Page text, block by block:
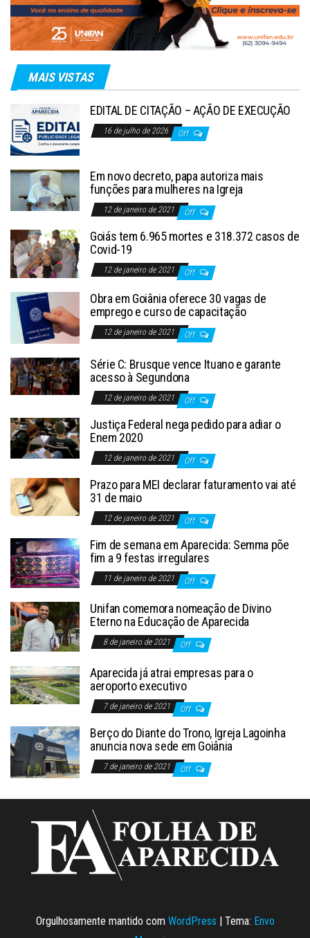
MAIS VISTAS
EDITAL DE CITAÇÃO – AÇÃO DE EXECUÇÃO
16 de julho de 2026 Off
Em novo decreto, papa autoriza mais
funções para mulheres na Igreja
12 de janeiro de 2021 Off
Goiás tem 6.965 mortes e 318.372 casos de
Covid-19
12 de janeiro de 2021 Off
Obra em Goiânia oferece 30 vagas de
emprego e curso de capacitação
12 de janeiro de 2021 Off
Série C: Brusque vence Ituano e garante
acesso à Segundona
12 de janeiro de 2021 Off
Justiça Federal nega pedido para adiar o
Enem 2020
12 de janeiro de 2021 Off
Prazo para MEI declarar faturamento vai até
31 de maio
12 de janeiro de 2021 Off
Fim de semana em Aparecida: Semma põe
fim a 9 festas irregulares
11 de janeiro de 2021 Off
Unifan comemora nomeação de Divino
Eterno na Educação de Aparecida
8 de janeiro de 2021 Off
Aparecida já atrai empresas para o
aeroporto executivo
7 de janeiro de 2021 Off
Berço do Diante do Trono, Igreja Lagoinha
anuncia nova sede em Goiânia
7 de janeiro de 2021 Off
Orgulhosamente mantido com WordPress | Tema: Envo